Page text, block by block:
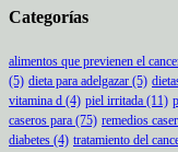
Categorías
alimentos que previenen el
(5) dieta para adelgazar (5)
vitamina d (4) piel irritada (11)
caseros para (75) remedios
diabetes (4) tratamiento del